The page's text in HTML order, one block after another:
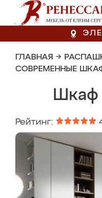
ГЛАВНАЯ →
СОВРЕМЕННЫЕ
Шкаф
Рейтинг: